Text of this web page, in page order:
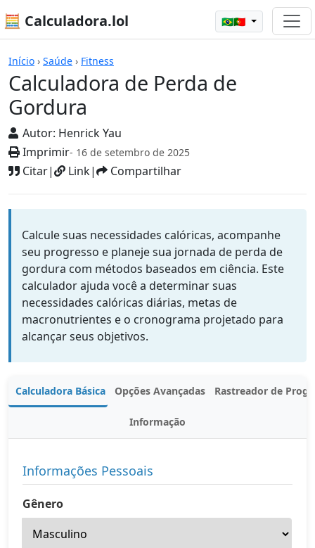
🧮 Calculadora.lol 🇧🇷🇵🇹
Início › Saúde › Fitness
Calculadora de Perda de
Gordura
Autor: Henrick Yau
Imprimir- 16 de setembro de 2025
Citar| Link| Compartilhar
Calculadoras
Calcule suas necessidades calóricas, acompanhe
seu progresso e planeje sua jornada de perda de
gordura com métodos baseados em ciência. Este
calculador ajuda você a determinar suas
necessidades calóricas diárias, metas de
macronutrientes e o cronograma projetado para
alcançar seus objetivos.
Calculadora Básica Opções Avançadas Rastreador de
Informação
Informações Pessoais
Gênero